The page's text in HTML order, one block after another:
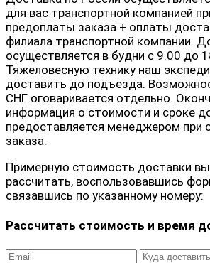
для вас транспортной компанией
предоплаты заказа + оплаты
филиала транспортной компании.
осуществляется в будни с 9.00 до
Тяжеловесную технику наш
доставить до подъезда.
СНГ оговаривается отдельно.
информация о стоимости и сроке
предоставляется менеджером при
заказа.
Примерную стоимость доставки
рассчитать, воспользовавшись
связавшись по указанному номеру:
Рассчитать стоимость и время